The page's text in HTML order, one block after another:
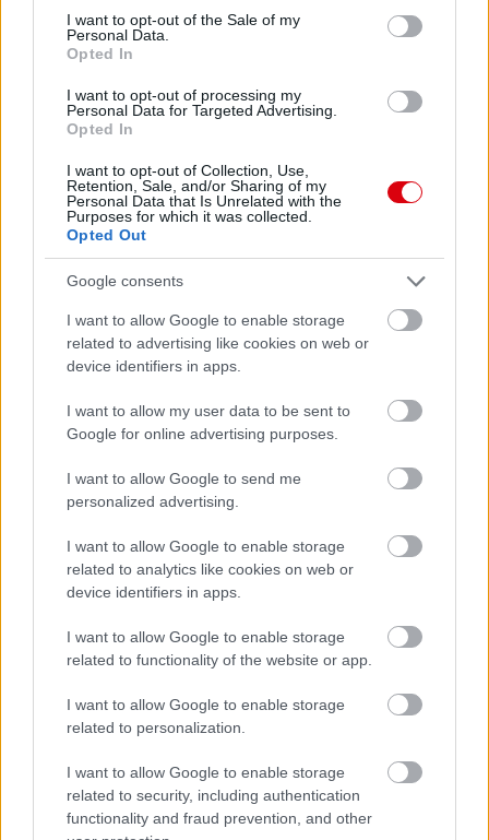
consent section.
I want to opt-out of the Sale of my
Personal Data.
Opted In
I want to opt-out of processing my
Personal Data for Targeted Advertising.
Opted In
I want to opt-out of Collection, Use,
Retention, Sale, and/or Sharing of my
Personal Data that Is Unrelated with the
Purposes for which it was collected.
Opted Out
Google consents
I want to allow Google to enable storage
related to advertising like cookies on web or
device identifiers in apps.
I want to allow my user data to be sent to
Google for online advertising purposes.
I want to allow Google to send me
personalized advertising.
I want to allow Google to enable storage
related to analytics like cookies on web or
device identifiers in apps.
I want to allow Google to enable storage
related to functionality of the website or app.
I want to allow Google to enable storage
related to personalization.
I want to allow Google to enable storage
related to security, including authentication
functionality and fraud prevention, and other
Meccs Center
Paris Saint-Germainvs
Manchester United
Felkészülési szezon 4. mérkőzés
Nya Ullevi, Göteborg
1 nap 20 óra 42 perc 1 másodperc
Leeds Unitedvs Manchester United2026-08-12 20:30
ELŐZŐ MÉRKŐZÉSEK
Támogatás